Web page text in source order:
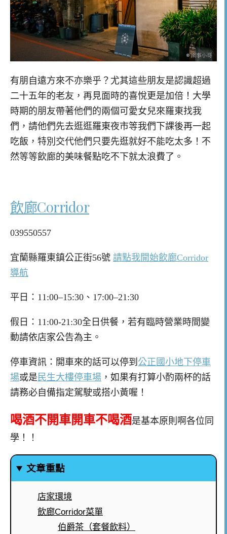
有朋自遠方來不亦樂乎？尤其這些朋友是認識超過
二十五年的老友，再見面時的喜悅更是加倍！大學
時期的朋友帶著他們的兩個可愛女兒來羅東找我
們，請他們先去逛逛羅東夜市等我們下課後再一起
吃飯，特別交代他們只要先逛就好不能吃太多！不
然等等飲廊的美味餐點吃不下就太浪費了。
飲廊Corridor
039550557
宜蘭縣羅東鎮公正街56號 請點我開始飲廊Corridor
導航
平日：11:00–15:30、17:00–21:30
假日：11:00-21:30全日供餐，若有臨時營業時間變
動請依店家公告為主。
停車資訊：開車來的話可以停到 公正國小地下停車
場或是 民生大樓停車場 ，如果有打算小酌兩杯的話
請務必自備指定駕駛或搭小黃喔！
喝酒不開車開車不喝酒是基本原則啊各位同
學！！
文章重點
店家環境
飲廊Corridor菜單
伯爵茶（套餐飲料）